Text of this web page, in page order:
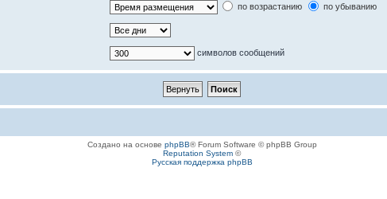
по возрастанию по убыванию
символов сообщений
Создано на основе phpBB® Forum Software © phpBB Group
Reputation System ©
Русская поддержка phpBB